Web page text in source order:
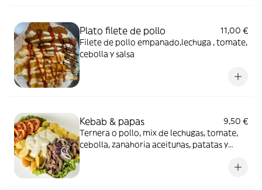
Plato filete de pollo
11,00 €
Filete de pollo empanado,lechuga , tomate,
cebolla y salsa
Kebab & papas
9,50 €
Ternera o pollo, mix de lechugas, tomate,
cebolla, zanahoria aceitunas, patatas y